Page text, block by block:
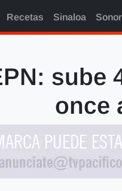
Recetas Sinaloa
sube
once